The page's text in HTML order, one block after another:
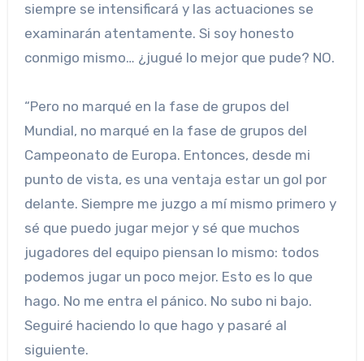
siempre se intensificará y las actuaciones se
examinarán atentamente. Si soy honesto
conmigo mismo… ¿jugué lo mejor que pude? NO.
“Pero no marqué en la fase de grupos del
Mundial, no marqué en la fase de grupos del
Campeonato de Europa. Entonces, desde mi
punto de vista, es una ventaja estar un gol por
delante. Siempre me juzgo a mí mismo primero y
sé que puedo jugar mejor y sé que muchos
jugadores del equipo piensan lo mismo: todos
podemos jugar un poco mejor. Esto es lo que
hago. No me entra el pánico. No subo ni bajo.
Seguiré haciendo lo que hago y pasaré al
siguiente.